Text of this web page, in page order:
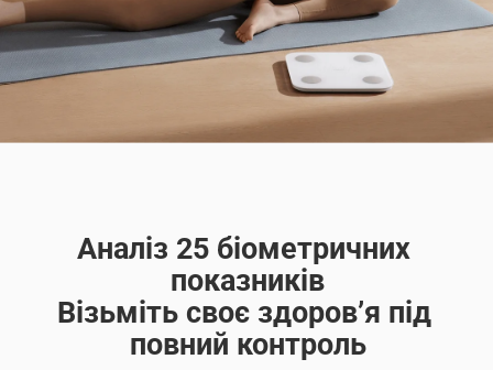
Аналіз 25 біометричних
показників
Візьміть своє здоров’я під
повний контроль